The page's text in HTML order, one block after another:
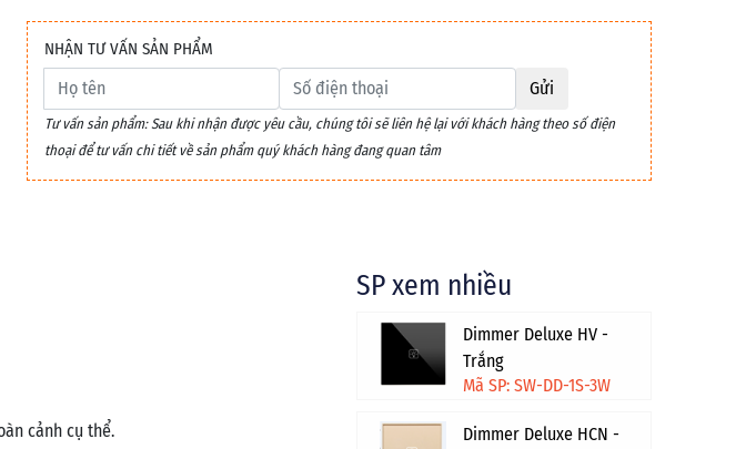
NHẬN TƯ VẤN SẢN PHẨM
Gửi
Tư vấn sản phẩm: Sau khi nhận được yêu cầu, chúng tôi sẽ liên hệ lại với khách hàng theo số điện
thoại để tư vấn chi tiết về sản phẩm quý khách hàng đang quan tâm
cảnh cụ thể.
SP xem nhiều
Dimmer Deluxe HV -
Trắng
Mã SP: SW-DD-1S-3W
Dimmer Deluxe HCN -